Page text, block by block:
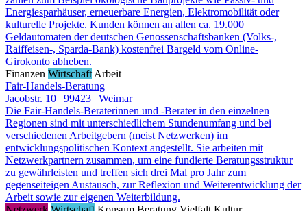
Energiesparhäuser, erneuerbare Energien, Elektromobilität oder
kulturelle Projekte. Kunden können an allen ca. 19.000
Geldautomaten der deutschen Genossenschaftsbanken (Volks-,
Raiffeisen-, Sparda-Bank) kostenfrei Bargeld vom Online-
Girokonto abheben.
Finanzen Wirtschaft Arbeit
Fair-Handels-Beratung
Jacobstr. 10 | 99423 | Weimar
Die Fair-Handels-Beraterinnen und -Berater in den einzelnen
Regionen sind mit unterschiedlichem Stundenumfang und bei
verschiedenen Arbeitgebern (meist Netzwerken) im
entwicklungspolitischen Kontext angestellt. Sie arbeiten mit
Netzwerkpartnern zusammen, um eine fundierte Beratungsstruktur
zu gewährleisten und treffen sich drei Mal pro Jahr zum
gegenseiteigen Austausch, zur Reflexion und Weiterentwicklung der
Arbeit sowie zur eigenen Weiterbildung.